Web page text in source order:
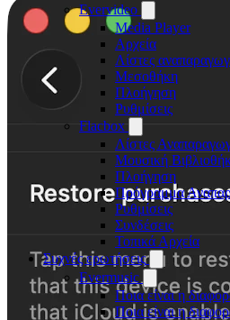
Evervideo
Media Player
Αρχεία
Λίστες
Μεσοθήκη
Πλοήγηση
Ρυθμίσεις
Flacbox
Λίστες
Μουσική
Πλοήγηση
Πρόγραμμα
Ρυθμίσεις
Συνδέσεις
Τοπικά Αρχεία
Συχνές ερωτήσεις
Evermusic
Ποια είναι η
Ποια είναι η